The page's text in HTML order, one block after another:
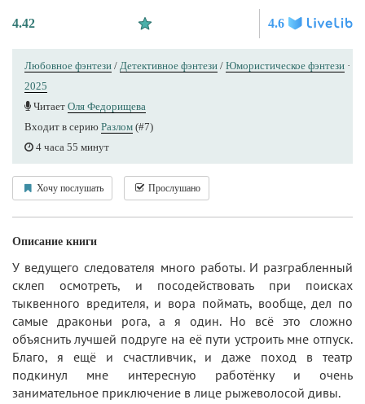
4.42 4.6
Любовное фэнтези / Детективное фэнтези / Юмористическое фэнтези ·
2025
Читает Оля Федорищева
Входит в серию Разлом (#7)
4 часа 55 минут
Хочу послушать Прослушано
Описание книги
У ведущего следователя много работы. И разграбленный
склеп осмотреть, и посодействовать при поисках
тыквенного вредителя, и вора поймать, вообще, дел по
самые драконьи рога, а я один. Но всё это сложно
объяснить лучшей подруге на её пути устроить мне отпуск.
Благо, я ещё и счастливчик, и даже поход в театр
подкинул мне интересную работёнку и очень
занимательное приключение в лице рыжеволосой дивы.